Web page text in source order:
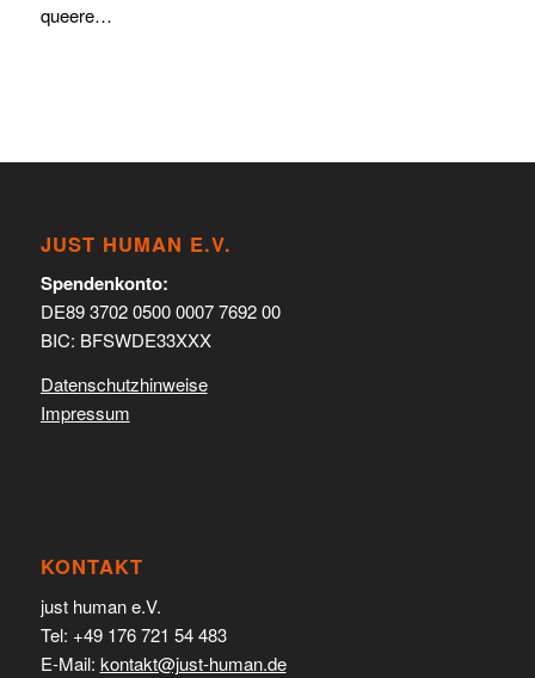
queere…
JUST HUMAN E.V.
Spendenkonto:
DE89 3702 0500 0007 7692 00
BIC: BFSWDE33XXX
Datenschutzhinweise
Impressum
KONTAKT
just human e.V.
Tel: +49 176 721 54 483
E-Mail: kontakt@just-human.de